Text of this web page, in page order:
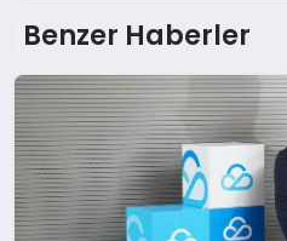
Benzer Haberler